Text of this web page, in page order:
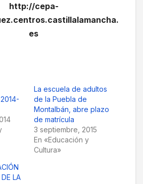
http://cepa-
es
La escuela de adultos
de la Puebla de
Montalbán, abre plazo
de matrícula
3 septiembre, 2015
En «Educación y
Cultura»
LA